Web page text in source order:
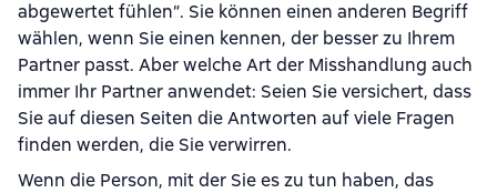
abgewertet fühlen“. Sie können einen anderen Begriff
wählen, wenn Sie einen kennen, der besser zu Ihrem
Partner passt. Aber welche Art der Misshandlung auch
immer Ihr Partner anwendet: Seien Sie versichert, dass
Sie auf diesen Seiten die Antworten auf viele Fragen
finden werden, die Sie verwirren.
Wenn die Person, mit der Sie es zu tun haben, das